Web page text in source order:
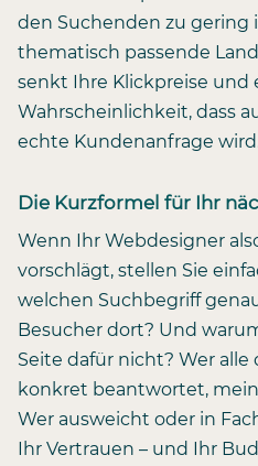
den Suchenden zu gering
thematisch passende
senkt Ihre Klickpreise und
Wahrscheinlichkeit, dass
echte Kundenanfrage
Die Kurzformel für Ihr
Wenn Ihr Webdesigner
vorschlägt, stellen Sie
welchen Suchbegriff
Besucher dort? Und
Seite dafür nicht? Wer alle
konkret beantwortet,
Wer ausweicht oder in
Ihr Vertrauen – und Ihr